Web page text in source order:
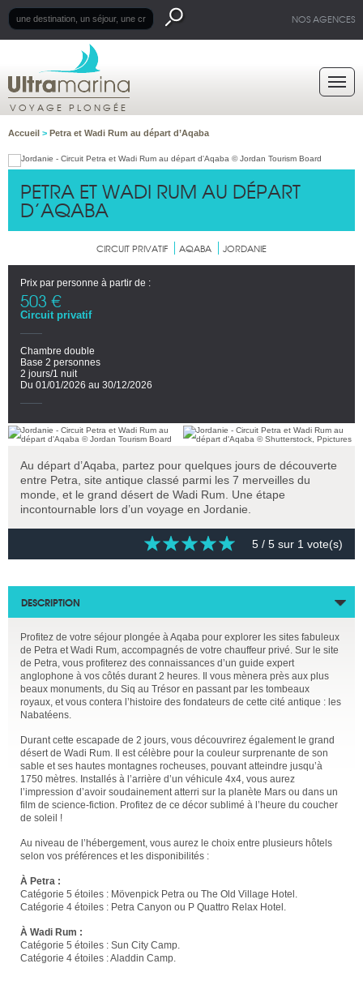
NOS AGENCES
VOYAGE PLONGÉE
Accueil > Petra et Wadi Rum au départ d’Aqaba
PETRA ET WADI RUM AU DÉPART
D’AQABA
CIRCUIT PRIVATIF AQABA JORDANIE
Prix par personne à partir de :
503 €
Circuit privatif
Chambre double
Base 2 personnes
2 jours/1 nuit
Du 01/01/2026 au 30/12/2026
Au départ d’Aqaba, partez pour quelques jours de découverte
entre Petra, site antique classé parmi les 7 merveilles du
monde, et le grand désert de Wadi Rum. Une étape
incontournable lors d’un voyage en Jordanie.
5 / 5 sur 1 vote(s)
DESCRIPTION
Profitez de votre séjour plongée à Aqaba pour explorer les sites fabuleux
de Petra et Wadi Rum, accompagnés de votre chauffeur privé. Sur le site
de Petra, vous profiterez des connaissances d’un guide expert
anglophone à vos côtés durant 2 heures. Il vous mènera près aux plus
beaux monuments, du Siq au Trésor en passant par les tombeaux
royaux, et vous contera l’histoire des fondateurs de cette cité antique : les
Nabatéens.
Durant cette escapade de 2 jours, vous découvrirez également le grand
désert de Wadi Rum. Il est célèbre pour la couleur surprenante de son
sable et ses hautes montagnes rocheuses, pouvant atteindre jusqu’à
1750 mètres. Installés à l’arrière d’un véhicule 4x4, vous aurez
l’impression d’avoir soudainement atterri sur la planète Mars ou dans un
film de science-fiction. Profitez de ce décor sublimé à l’heure du coucher
de soleil !
Au niveau de l’hébergement, vous aurez le choix entre plusieurs hôtels
selon vos préférences et les disponibilités :
À Petra :
Catégorie 5 étoiles : Mövenpick Petra ou The Old Village Hotel.
Catégorie 4 étoiles : Petra Canyon ou P Quattro Relax Hotel.
À Wadi Rum :
Catégorie 5 étoiles : Sun City Camp.
Catégorie 4 étoiles : Aladdin Camp.